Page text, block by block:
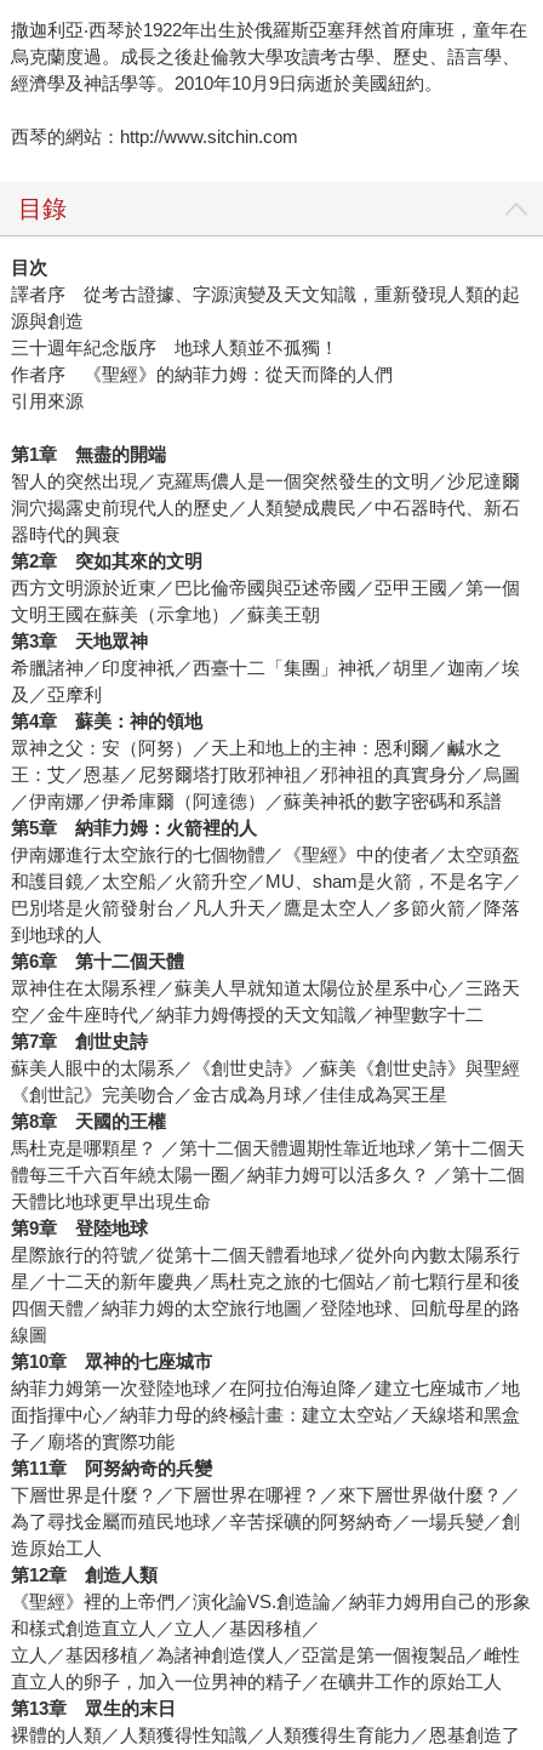
撒迦利亞‧西琴於1922年出生於俄羅斯亞塞拜然首府庫班，童年在
烏克蘭度過。成長之後赴倫敦大學攻讀考古學、歷史、語言學、
經濟學及神話學等。2010年10月9日病逝於美國紐約。
西琴的網站：http://www.sitchin.com
目錄
目次
譯者序 從考古證據、字源演變及天文知識，重新發現人類的起
源與創造
三十週年紀念版序 地球人類並不孤獨！
作者序 《聖經》的納菲力姆：從天而降的人們
引用來源
第1章 無盡的開端
智人的突然出現／克羅馬儂人是一個突然發生的文明／沙尼達爾
洞穴揭露史前現代人的歷史／人類變成農民／中石器時代、新石
器時代的興衰
第2章 突如其來的文明
西方文明源於近東／巴比倫帝國與亞述帝國／亞甲王國／第一個
文明王國在蘇美（示拿地）／蘇美王朝
第3章 天地眾神
希臘諸神／印度神祇／西臺十二「集團」神祇／胡里／迦南／埃
及／亞摩利
第4章 蘇美：神的領地
眾神之父：安（阿努）／天上和地上的主神：恩利爾／鹹水之
王：艾／恩基／尼努爾塔打敗邪神祖／邪神祖的真實身分／烏圖
／伊南娜／伊希庫爾（阿達德）／蘇美神祇的數字密碼和系譜
第5章 納菲力姆：火箭裡的人
伊南娜進行太空旅行的七個物體／《聖經》中的使者／太空頭盔
和護目鏡／太空船／火箭升空／MU、sham是火箭，不是名字／
巴別塔是火箭發射台／凡人升天／鷹是太空人／多節火箭／降落
到地球的人
第6章 第十二個天體
眾神住在太陽系裡／蘇美人早就知道太陽位於星系中心／三路天
空／金牛座時代／納菲力姆傳授的天文知識／神聖數字十二
第7章 創世史詩
蘇美人眼中的太陽系／《創世史詩》／蘇美《創世史詩》與聖經
《創世記》完美吻合／金古成為月球／佳佳成為冥王星
第8章 天國的王權
馬杜克是哪顆星？ ／第十二個天體週期性靠近地球／第十二個天
體每三千六百年繞太陽一圈／納菲力姆可以活多久？ ／第十二個
天體比地球更早出現生命
第9章 登陸地球
星際旅行的符號／從第十二個天體看地球／從外向內數太陽系行
星／十二天的新年慶典／馬杜克之旅的七個站／前七顆行星和後
四個天體／納菲力姆的太空旅行地圖／登陸地球、回航母星的路
線圖
第10章 眾神的七座城市
納菲力姆第一次登陸地球／在阿拉伯海迫降／建立七座城市／地
面指揮中心／納菲力母的終極計畫：建立太空站／天線塔和黑盒
子／廟塔的實際功能
第11章 阿努納奇的兵變
下層世界是什麼？／下層世界在哪裡？／來下層世界做什麼？／
為了尋找金屬而殖民地球／辛苦採礦的阿努納奇／一場兵變／創
造原始工人
第12章 創造人類
《聖經》裡的上帝們／演化論VS.創造論／納菲力姆用自己的形象
和樣式創造直立人／立人／基因移植／
立人／基因移植／為諸神創造僕人／亞當是第一個複製品／雌性
直立人的卵子，加入一位男神的精子／在礦井工作的原始工人
第13章 眾生的末日
裸體的人類／人類獲得性知識／人類獲得生育能力／恩基創造了